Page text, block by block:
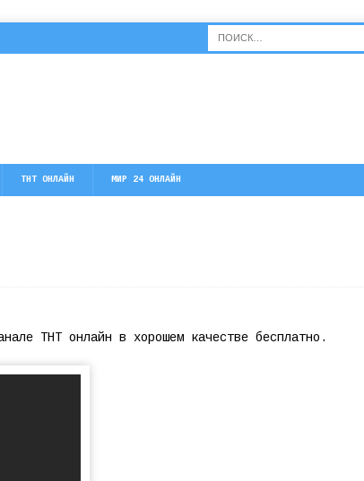
ТНТ ОНЛАЙН МИР 24 ОНЛАЙН
ТНТ онлайн в хорошем качестве бесплатно.